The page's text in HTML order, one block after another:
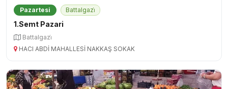
Pazartesi Battalgazi̇
1.Semt Pazari
Battalgazi̇
HACI ABDİ MAHALLESİ NAKKAŞ SOKAK